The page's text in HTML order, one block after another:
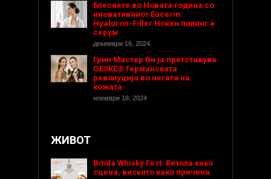
Блеснете во Новата година со
иновативниот Eucerin
Hyaluron-Filler Ноќен пилинг и
серум
декември 16, 2024
Грин Мастер Ви ја претставува
GESKE® Германската
револуција во негата на
кожата
ноември 18, 2024
ЖИВОТ
Bitola Whisky Fest: Битола како
сцена, вискито како причина